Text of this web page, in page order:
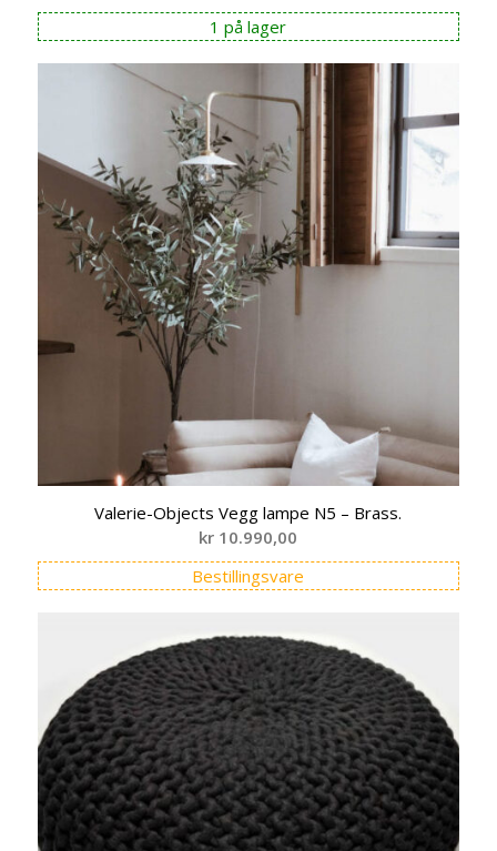
1 på lager
Valerie-Objects Vegg lampe N5 – Brass.
kr 10.990,00
Bestillingsvare